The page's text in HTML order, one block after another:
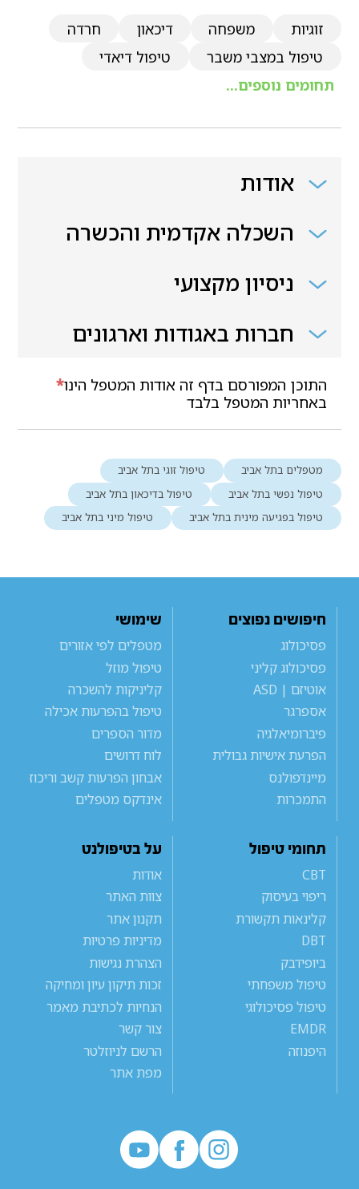
זוגיות משפחה דיכאון
חרדה
טיפול במצבי משבר
טיפול דיאדי
תחומים נוספים...
אודות
השכלה אקדמית והכשרה
ניסיון מקצועי
חברות באגודות וארגונים
*התוכן המפורסם בדף זה אודות המטפל הינו
באחריות המטפל בלבד
מטפלים בתל אביב
טיפול זוגי בתל אביב
טיפול נפשי בתל אביב
טיפול בדיכאון בתל אביב
טיפול בפגיעה מינית בתל אביב
טיפול מיני בתל אביב
חיפושים נפוצים
פסיכולוג
פסיכולוג קליני
אוטיזם | ASD
אספרגר
פיברומיאלגיה
הפרעת אישיות גבולית
מיינדפולנס
התמכרות
שימושי
מטפלים לפי אזורים
טיפול מוזל
קליניקות להשכרה
טיפול בהפרעות אכילה
מדור הספרים
לוח דרושים
אבחון הפרעות קשב וריכוז
אינדקס מטפלים
תחומי טיפול
CBT
ריפוי בעיסוק
קלינאות תקשורת
DBT
ביופידבק
טיפול משפחתי
טיפול פסיכולוגי
EMDR
היפנוזה
על בטיפולנט
אודות
צוות האתר
תקנון אתר
מדיניות פרטיות
הצהרת נגישות
זכות תיקון עיון ומחיקה
הנחיות לכתיבת מאמר
צור קשר
הרשם לניוזלטר
מפת אתר